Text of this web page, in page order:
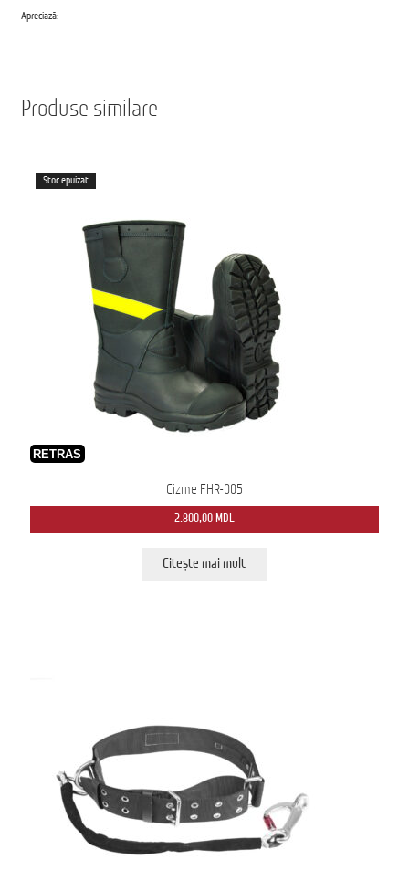
Apreciază:
Produse similare
Stoc epuizat
RETRAS
Cizme FHR-005
2.800,00 MDL
Citește mai mult